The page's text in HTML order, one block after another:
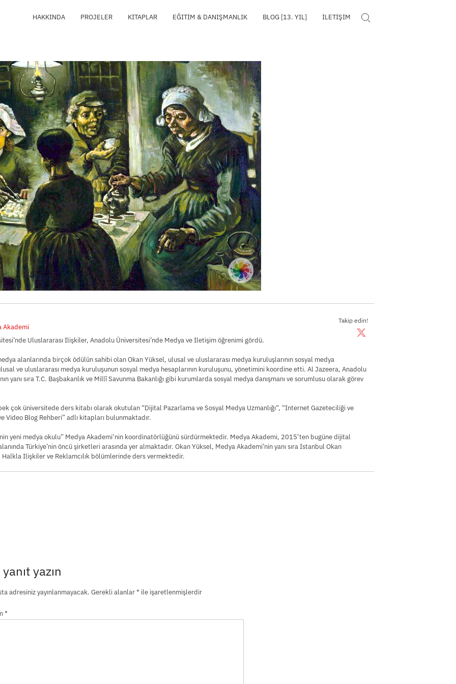
HAKKINDA PROJELER KITAPLAR EĞITIM & DANIŞMANLIK BLOG [13. YIL] İLETIŞIM Search for:
Takip edin!
Akademi
Uluslararası İlişkiler, Anadolu Üniversitesi’nde Medya ve İletişim öğrenimi gördü.
alanlarında birçok ödülün sahibi olan Okan Yüksel, ulusal ve uluslararası medya kuruluşlarının sosyal medya
ve uluslararası medya kuruluşunun sosyal medya hesaplarının kuruluşunu, yönetimini koordine etti. Al Jazeera, Anadolu
yanı sıra T.C. Başbakanlık ve Millî Savunma Bakanlığı gibi kurumlarda sosyal medya danışmanı ve sorumlusu olarak görev
çok üniversitede ders kitabı olarak okutulan “Dijital Pazarlama ve Sosyal Medya Uzmanlığı“, “İnternet Gazeteciliği ve
Video Blog Rehberi” adlı kitapları bulunmaktadır.
yeni medya okulu” Medya Akademi‘nin koordinatörlüğünü sürdürmektedir. Medya Akademi, 2015’ten bugüne dijital
Türkiye’nin öncü şirketleri arasında yer almaktadır. Okan Yüksel, Medya Akademi’nin yanı sıra İstanbul Okan
Halkla İlişkiler ve Reklamcılık bölümlerinde ders vermektedir.
yazın
adresiniz yayınlanmayacak. Gerekli alanlar*ile işaretlenmişlerdir
*